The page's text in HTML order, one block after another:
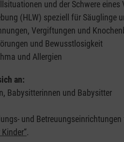
und der Schwere
(HLW) speziell für Säuglinge
Vergiftungen und
und Bewusstlosigkeit
und Allergien
an:
Babysitterinnen und Babysitter
und
.